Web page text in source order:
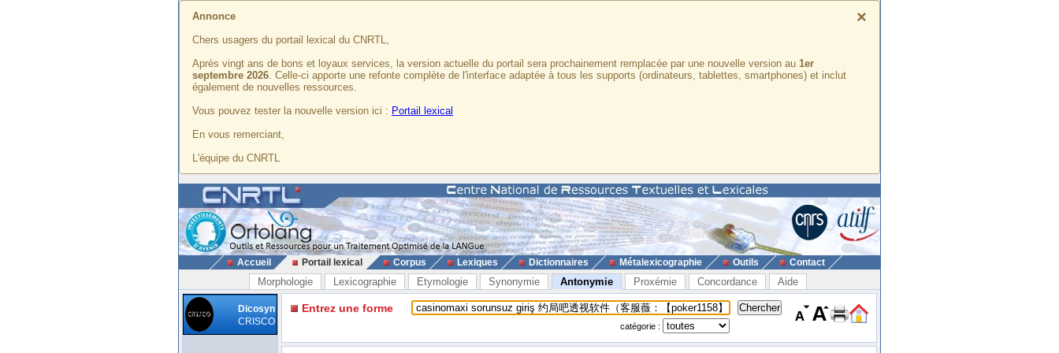
×
Annonce
Chers usagers du portail lexical du CNRTL,
Après vingt ans de bons et loyaux services, la version actuelle du portail sera prochainement remplacée par une nouvelle version au 1er
septembre 2026. Celle-ci apporte une refonte complète de l'interface adaptée à tous les supports (ordinateurs, tablettes, smartphones) et inclut
également de nouvelles ressources.
Vous pouvez tester la nouvelle version ici : Portail lexical
En vous remerciant,
L'équipe du CNRTL
Accueil Portail lexical Corpus Lexiques Dictionnaires Métalexicographie Outils Contact
Morphologie Lexicographie Etymologie Synonymie Antonymie Proxémie Concordance Aide
Dicosyn
CRISCO
Entrez une forme
catégorie :